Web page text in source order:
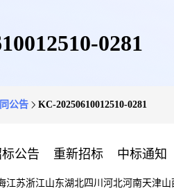
0281
公告 KC-20250610012510-0281
公告 重新招标 中标通知
江苏浙江山东湖北四川 河北河南天津山